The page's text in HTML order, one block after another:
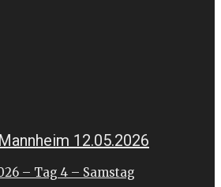
12.05.2026